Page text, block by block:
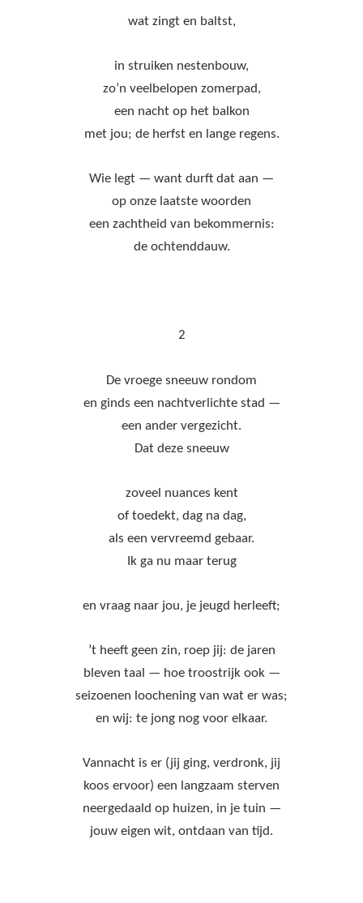
wat zingt en baltst,
in struiken nestenbouw,
zo’n veelbelopen zomerpad,
een nacht op het balkon
met jou; de herfst en lange regens.
Wie legt — want durft dat aan —
op onze laatste woorden
een zachtheid van bekommernis:
de ochtenddauw.
2
De vroege sneeuw rondom
en ginds een nachtverlichte stad —
een ander vergezicht.
Dat deze sneeuw
zoveel nuances kent
of toedekt, dag na dag,
als een vervreemd gebaar.
Ik ga nu maar terug
en vraag naar jou, je jeugd herleeft;
’t heeft geen zin, roep jij: de jaren
bleven taal — hoe troostrijk ook —
seizoenen loochening van wat er was;
en wij: te jong nog voor elkaar.
Vannacht is er (jij ging, verdronk, jij
koos ervoor) een langzaam sterven
neergedaald op huizen, in je tuin —
jouw eigen wit, ontdaan van tijd.